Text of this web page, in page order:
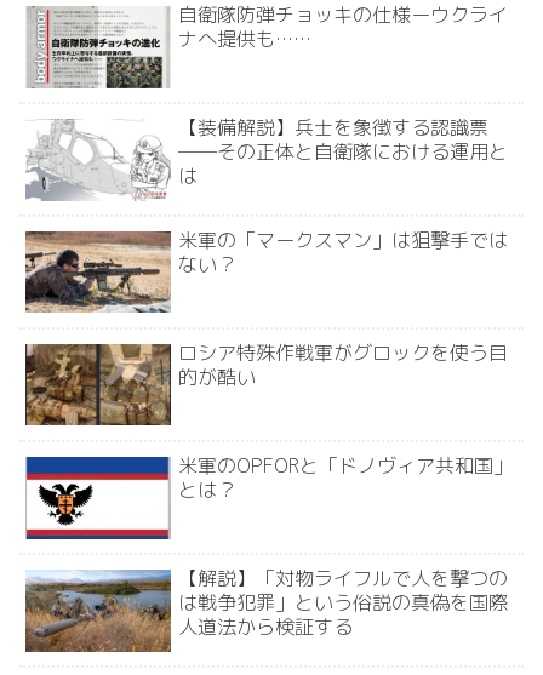
自衛隊防弾チョッキの仕様ーウクライ
ナへ提供も……
【装備解説】兵士を象徴する認識票
──その正体と自衛隊における運用と
は
米軍の「マークスマン」は狙撃手では
ない？
ロシア特殊作戦軍がグロックを使う目
的が酷い
米軍のOPFORと「ドノヴィア共和国」
とは？
【解説】「対物ライフルで人を撃つの
は戦争犯罪」という俗説の真偽を国際
人道法から検証する